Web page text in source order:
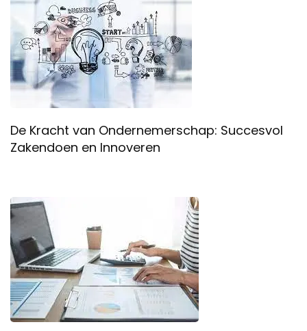
De Kracht van Ondernemerschap: Succesvol
Zakendoen en Innoveren